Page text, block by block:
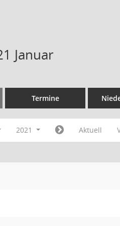
Januar
Termine
2021 Aktuell